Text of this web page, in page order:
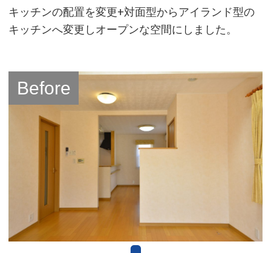
キッチンの配置を変更+対面型からアイランド型の
キッチンへ変更しオープンな空間にしました。